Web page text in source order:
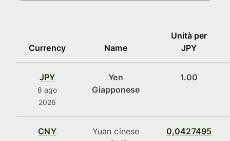
Currency Name
Unità per
JPY
JPY
8 ago
2026
Yen
Giapponese
1.00
CNY
Yuan cinese
0,0427495